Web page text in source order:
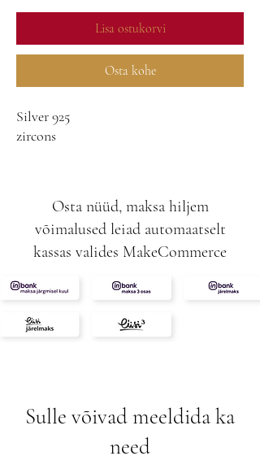
Lisa ostukorvi
Osta kohe
Silver 925
zircons
Osta nüüd, maksa hiljem
võimalused leiad automaatselt
kassas valides MakeCommerce
Sulle võivad meeldida ka
need